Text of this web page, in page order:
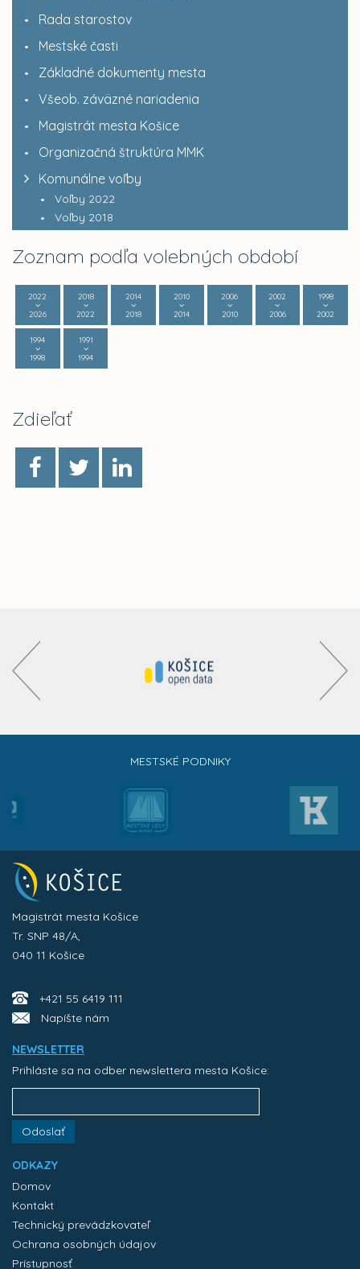
Rada starostov
Mestské časti
Základné dokumenty mesta
Všeob. záväzné nariadenia
Magistrát mesta Košice
Organizačná štruktúra MMK
Komunálne voľby
Voľby 2022
Voľby 2018
Zoznam podľa volebných období
2022
2026
2018
2022
2014
2018
2010
2014
2006
2010
2002
2006
1998
2002
1994
1998
1991
1994
Zdieľať
MESTSKÉ PODNIKY
Magistrát mesta Košice
Tr. SNP 48/A,
040 11 Košice
+421 55 6419 111
Napíšte nám
NEWSLETTER
Prihláste sa na odber newslettera mesta Košice:
Odoslať
ODKAZY
Domov
Kontakt
Technický prevádzkovateľ
Ochrana osobných údajov
Prístupnosť